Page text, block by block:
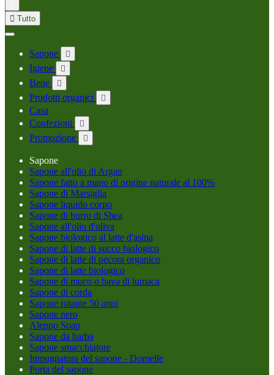
 Tutto
Sapone 
Igiene 
Bene 
Prodotti organici 
Casa
Confezioni

Promozione 
Sapone
Sapone all'olio di Argan
Sapone fatto a mano di origine naturale al 100%
Sapone di Marsiglia
Sapone liquido corpo
Sapone di burro di Shea
Sapone all'olio d'oliva
Sapone biologico al latte d'asina
Sapone di latte di succo biologico
Sapone di latte di pecora organico
Sapone di latte biologico
Sapone di muco o bava di lumaca
Sapone di corda
Sapone rotante 50 anni
Sapone nero
Aleppo Soap
Sapone da barba
Sapone smacchiatore
Impugnatura del sapone - Dornelle
Porta del sapone